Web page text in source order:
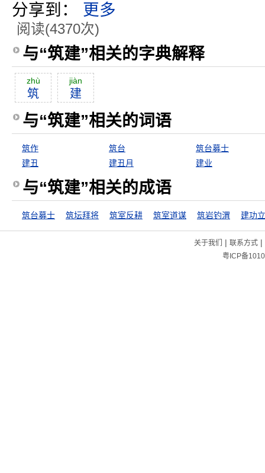
分享到： 更多
阅读(4370次)
与“筑建”相关的字典解释
zhù
筑
jiàn
建
与“筑建”相关的词语
筑作 筑台
筑台募士
建丑
建丑月 建业
与“筑建”相关的成语
筑台募士 筑坛拜将 筑室反耕 筑室道谋 筑岩钓渭 建功
关于我们 | 联系方式|
粤ICP备